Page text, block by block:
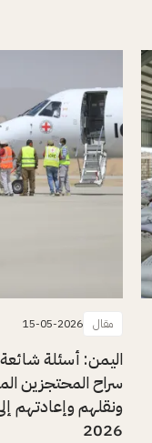
مقال 15-05-2026
اليمن: أسئلة
سراح المحتجزين
ونقلهم وإعادتهم
2026